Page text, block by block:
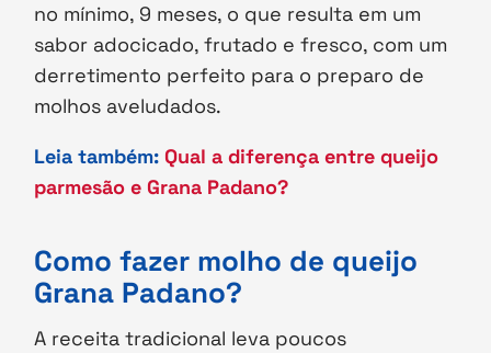
no mínimo, 9 meses, o que resulta em um
sabor adocicado, frutado e fresco, com um
derretimento perfeito para o preparo de
molhos aveludados.
Leia também: Qual a diferença entre queijo
parmesão e Grana Padano?
Como fazer molho de queijo
Grana Padano?
A receita tradicional leva poucos